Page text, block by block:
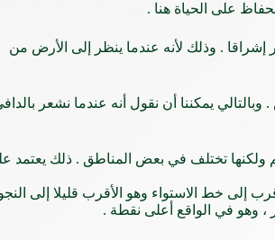
. وذلك لأنه عندما ينظر إلى الأرض من
الشمس والأرض . وبالتالي يمكننا أن نقول أنه عندما نشعر
ولكنها تختلف في بعض المناطق . ذلك يعتمد
خط الاستواء وهو الأقرب قليلا إلى